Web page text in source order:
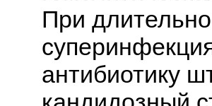
При
антибиотику